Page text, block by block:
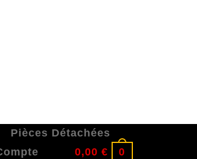
Pièces Détachées
0,00 € 0